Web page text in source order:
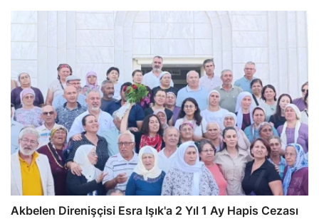
Akbelen Direnişçisi Esra Işık'a 2 Yıl 1 Ay Hapis Cezası